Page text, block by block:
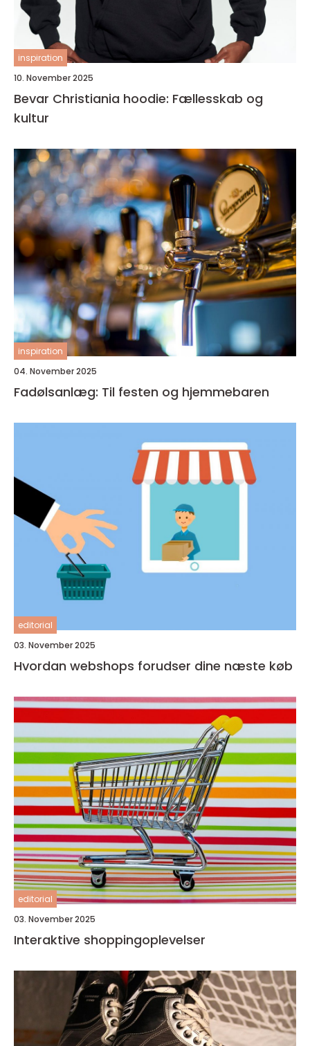
inspiration
10. November 2025
Bevar Christiania hoodie: Fællesskab og
kultur
inspiration
04. November 2025
Fadølsanlæg: Til festen og hjemmebaren
editorial
03. November 2025
Hvordan webshops forudser dine næste køb
editorial
03. November 2025
Interaktive shoppingoplevelser